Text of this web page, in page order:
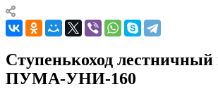
Ступенькоход
ПУМА-УНИ-160